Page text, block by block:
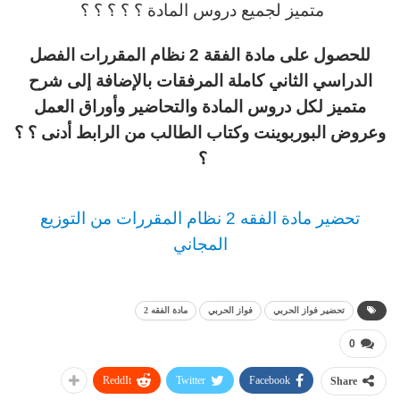
متميز لجميع دروس المادة ؟ ؟ ؟ ؟ ؟
للحصول على مادة الفقة 2 نظام المقررات الفصل
الدراسي الثاني كاملة المرفقات بالإضافة إلى شرح
متميز لكل دروس المادة والتحاضير وأوراق العمل
وعروض البوربوينت وكتاب الطالب من الرابط أدنى ؟ ؟
؟
تحضير مادة الفقه 2 نظام المقررات من التوزيع
المجاني
تحضير فواز الحربي فواز الحربي مادة الفقه 2
0
Share
Facebook
Twitter
ReddIt